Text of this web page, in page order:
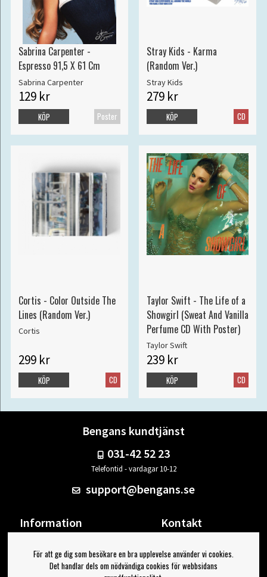
Sabrina Carpenter -
Espresso 91,5 X 61 Cm
Sabrina Carpenter
129 kr
Poster
KÖP
Stray Kids - Karma
(Random Ver.)
Stray Kids
279 kr
CD
KÖP
Cortis - Color Outside The
Lines (Random Ver.)
Cortis
299 kr
CD
KÖP
Taylor Swift - The Life of a
Showgirl (Sweat And Vanilla
Perfume CD With Poster)
Taylor Swift
239 kr
CD
KÖP
Bengans kundtjänst
031-42 52 23
Telefontid - vardagar 10-12
support@bengans.se
Information
Om Bengans
FAQ / Köp- & Leveransvillkor
Kontakt
Din sida
Logga ut
För att ge dig som besökare en bra upplevelse använder vi cookies.
Det handlar dels om nödvändiga cookies för webbsidans